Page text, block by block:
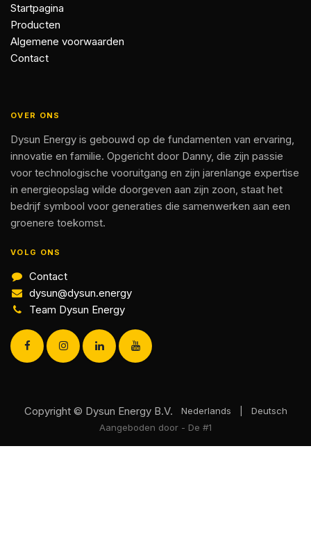
Startpagina
Producten
Algemene voorwaarden
Contact
OVER ONS
Dysun Energy is gebouwd op de fundamenten van ervaring,
innovatie en familie. Opgericht door Danny, die zijn passie
voor technologische vooruitgang en zijn jarenlange expertise
in energieopslag wilde doorgeven aan zijn zoon, staat het
bedrijf symbool voor generaties die samenwerken aan een
groenere toekomst.
VOLG ONS
Contact
dysun@dysun.energy
Team Dysun Energy
Copyright © Dysun Energy B.V. Nederlands
Deutsch
Aangeboden door - De #1